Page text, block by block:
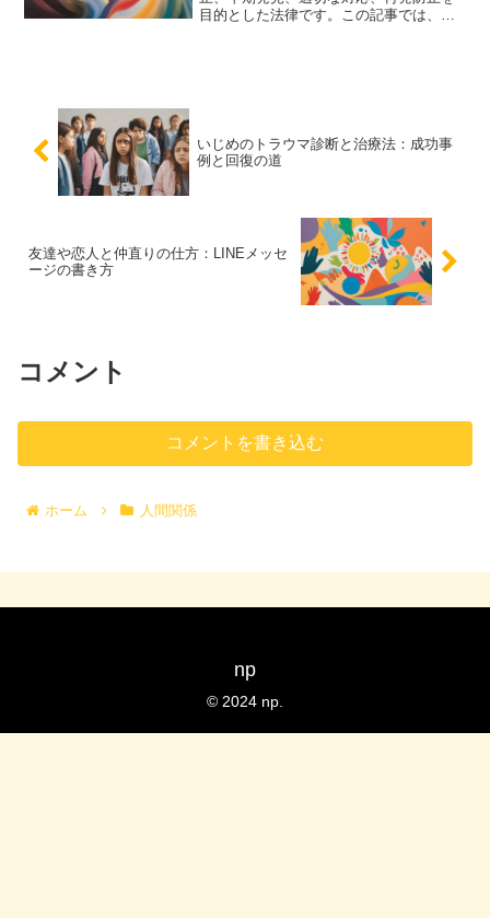
目的とした法律です。この記事では、基
いじめのトラウマ診断と治療法：成功事
例と回復の道
友達や恋人と仲直りの仕方：LINEメッセ
ージの書き方
コメント
コメントを書き込む
ホーム 人間関係
np
© 2024 np.